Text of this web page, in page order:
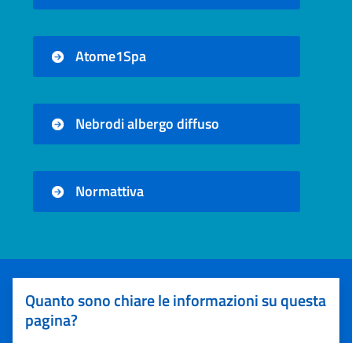
Atome1Spa
Nebrodi albergo diffuso
Normattiva
Quanto sono chiare le informazioni su questa
pagina?